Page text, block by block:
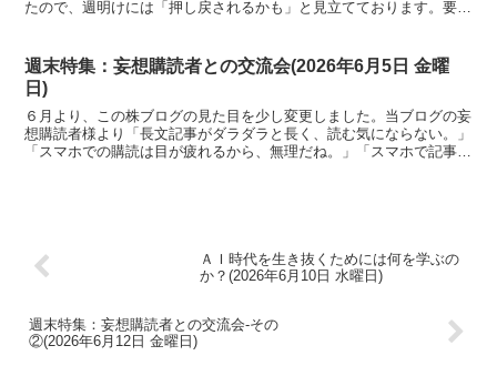
たので、週明けには「押し戻されるかも」と見立てております。要は
週末特集：妄想購読者との交流会(2026年6月5日 金曜
日)
６月より、この株ブログの見た目を少し変更しました。当ブログの妄
想購読者様より「長文記事がダラダラと長く、読む気にならない。」
「スマホでの購読は目が疲れるから、無理だね。」「スマホで記事を
ＡＩ時代を生き抜くためには何を学ぶの
か？(2026年6月10日 水曜日)
週末特集：妄想購読者との交流会-その
②(2026年6月12日 金曜日)